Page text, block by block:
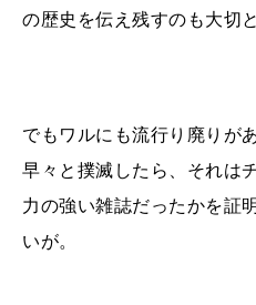
の歴史を伝え残すのも大切
でもワルにも流行り廃りが
早々と撲滅したら、それは
力の強い雑誌だったかを証
いが。